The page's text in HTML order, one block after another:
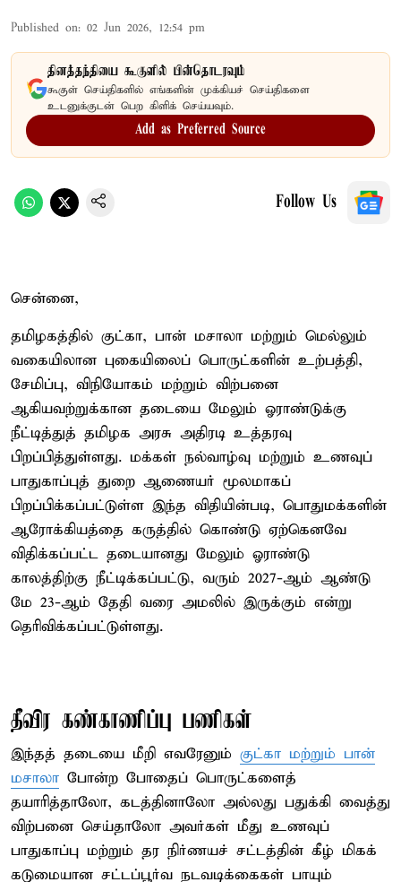
Published on: 02 Jun 2026, 12:54 pm
தினத்தந்தியை கூகுளில் பின்தொடரவும்
கூகுள் செய்திகளில் எங்களின் முக்கியச் செய்திகளை
உடனுக்குடன் பெற கிளிக் செய்யவும்.
Add as Preferred Source
Follow Us
சென்னை,
தமிழகத்தில் குட்கா, பான் மசாலா மற்றும் மெல்லும்
வகையிலான புகையிலைப் பொருட்களின் உற்பத்தி,
சேமிப்பு, விநியோகம் மற்றும் விற்பனை
ஆகியவற்றுக்கான தடையை மேலும் ஓராண்டுக்கு
நீட்டித்துத் தமிழக அரசு அதிரடி உத்தரவு
பிறப்பித்துள்ளது. மக்கள் நல்வாழ்வு மற்றும் உணவுப்
பாதுகாப்புத் துறை ஆணையர் மூலமாகப்
பிறப்பிக்கப்பட்டுள்ள இந்த விதியின்படி, பொதுமக்களின்
ஆரோக்கியத்தை கருத்தில் கொண்டு ஏற்கெனவே
விதிக்கப்பட்ட தடையானது மேலும் ஓராண்டு
காலத்திற்கு நீட்டிக்கப்பட்டு, வரும் 2027-ஆம் ஆண்டு
மே 23-ஆம் தேதி வரை அமலில் இருக்கும் என்று
தெரிவிக்கப்பட்டுள்ளது.
தீவிர கண்காணிப்பு பணிகள்
இந்தத் தடையை மீறி எவரேனும் குட்கா மற்றும் பான்
மசாலா போன்ற போதைப் பொருட்களைத்
தயாரித்தாலோ, கடத்தினாலோ அல்லது பதுக்கி வைத்து
விற்பனை செய்தாலோ அவர்கள் மீது உணவுப்
பாதுகாப்பு மற்றும் தர நிர்ணயச் சட்டத்தின் கீழ் மிகக்
கடுமையான சட்டப்பூர்வ நடவடிக்கைகள் பாயும்